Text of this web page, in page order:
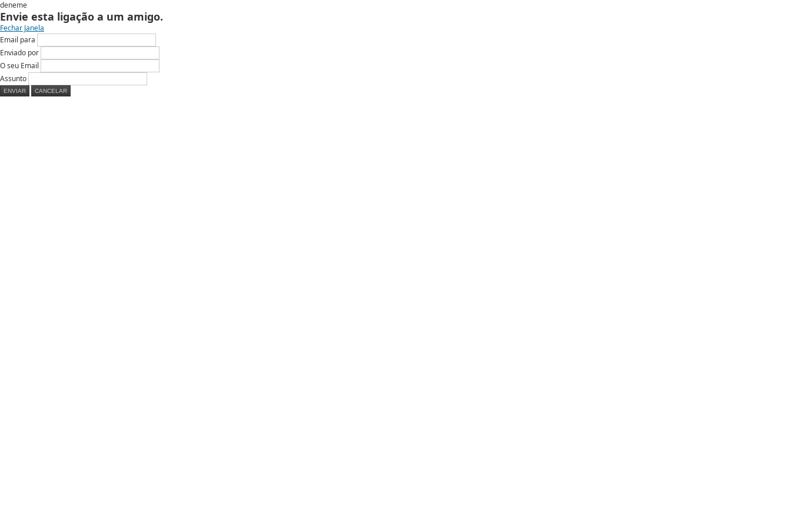
deneme
Envie esta ligação a um amigo.
Fechar Janela
Email para
Enviado por
O seu Email
Assunto
ENVIAR CANCELAR